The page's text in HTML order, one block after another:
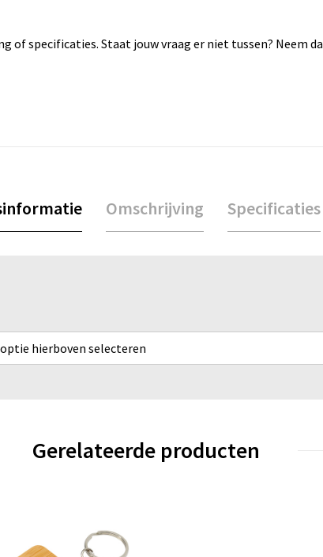
specificaties. Staat jouw vraag er niet tussen? Neem
Omschrijving Specificaties
hierboven selecteren
Gerelateerde producten